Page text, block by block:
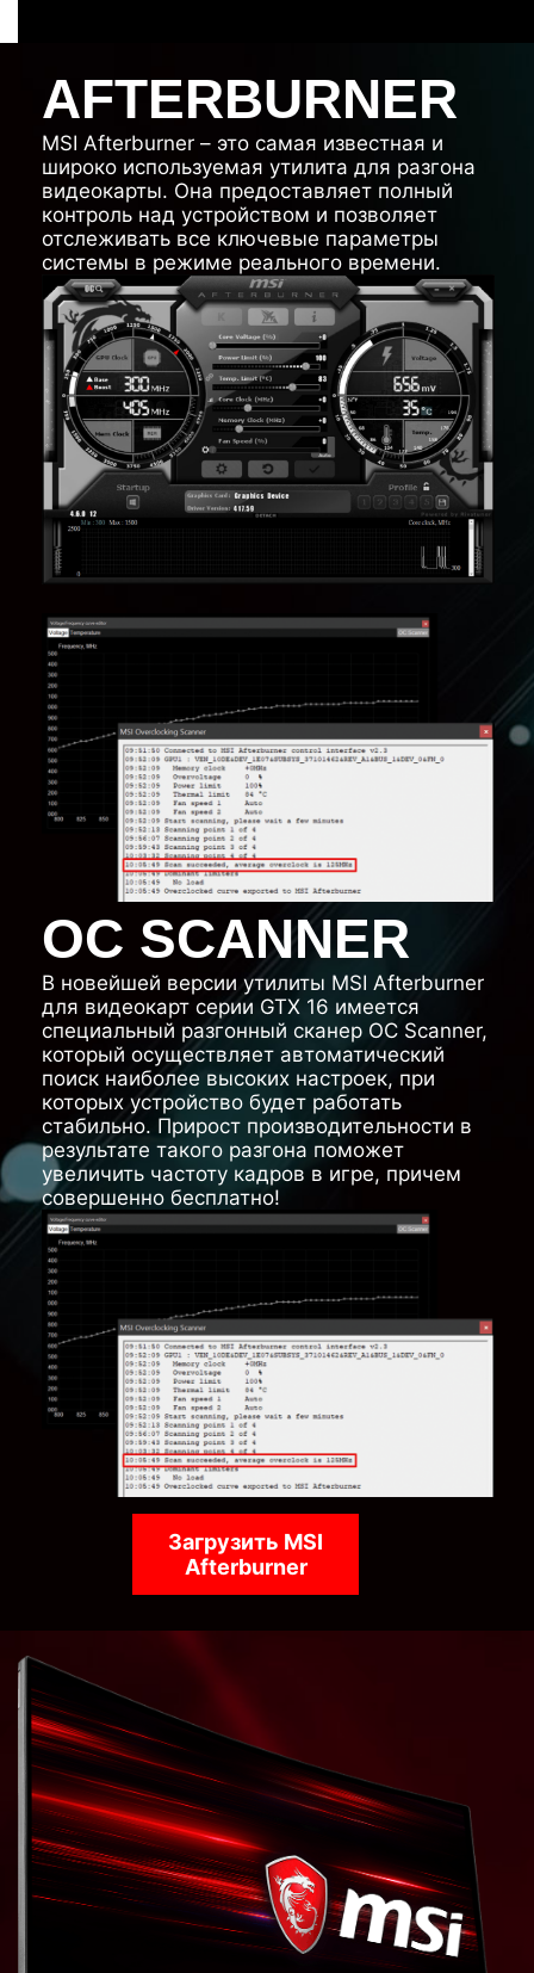
AFTERBURNER
MSI Afterburner – это самая известная и
широко используемая утилита для разгона
видеокарты. Она предоставляет полный
контроль над устройством и позволяет
отслеживать все ключевые параметры
системы в режиме реального времени.
OC SCANNER
В новейшей версии утилиты MSI Afterburner
для видеокарт серии GTX 16 имеется
специальный разгонный сканер OC Scanner,
который осуществляет автоматический
поиск наиболее высоких настроек, при
которых устройство будет работать
стабильно. Прирост производительности в
результате такого разгона поможет
увеличить частоту кадров в игре, причем
совершенно бесплатно!
Загрузить MSI
Afterburner